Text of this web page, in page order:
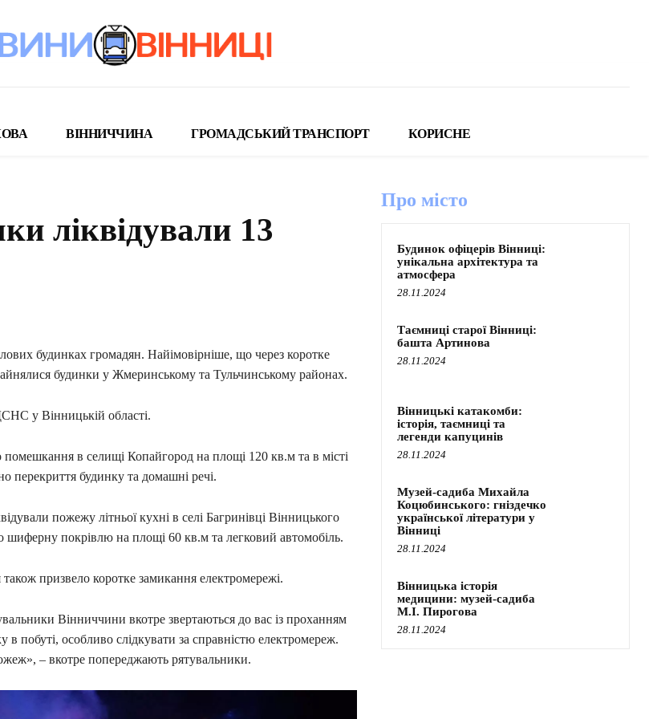
ВІННИЧЧИНА ГРОМАДСЬКИЙ ТРАНСПОРТ КОРИСНЕ
ліквідували 13
будинках громадян. Найімовірніше, що через коротке
будинки у Жмеринському та Тульчинському районах.
у Вінницькій області.
в селищі Копайгород на площі 120 кв.м та в місті
перекриття будинку та домашні речі.
пожежу літньої кухні в селі Багринівці Вінницького
покрівлю на площі 60 кв.м та легковий автомобіль.
призвело коротке замикання електромережі.
Вінниччини вкотре звертаються до вас із проханням
побуті, особливо слідкувати за справністю електромереж.
– вкотре попереджають рятувальники.
Про місто
Будинок офіцерів Вінниці:
унікальна архітектура та
атмосфера
28.11.2024
Таємниці старої Вінниці:
башта Артинова
28.11.2024
Вінницькі катакомби:
історія, таємниці та
легенди капуцинів
28.11.2024
Музей-садиба Михайла
Коцюбинського: гніздечко
української літератури у
Вінниці
28.11.2024
Вінницька історія
медицини: музей-садиба
М.І. Пирогова
28.11.2024